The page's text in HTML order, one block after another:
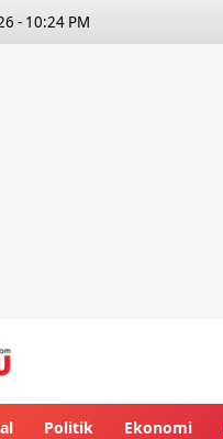
- 10:24 PM
Politik Ekonomi